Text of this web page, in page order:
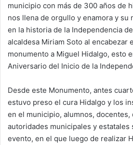
o
w
o
n
X
municipio con más de 300 años de
nos llena de orgullo y enamora y su
en la historia de la Independencia
alcaldesa Miriam Soto al encabezar
monumento a Miguel Hidalgo, esto
Aniversario del Inicio de la
Desde este Monumento, antes
estuvo preso el cura Hidalgo y los
en el municipio, alumnos, docentes,
autoridades municipales y estatales
evento, en el que luego de realizar